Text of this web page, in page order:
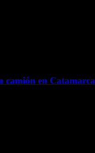
camión en Catamarca